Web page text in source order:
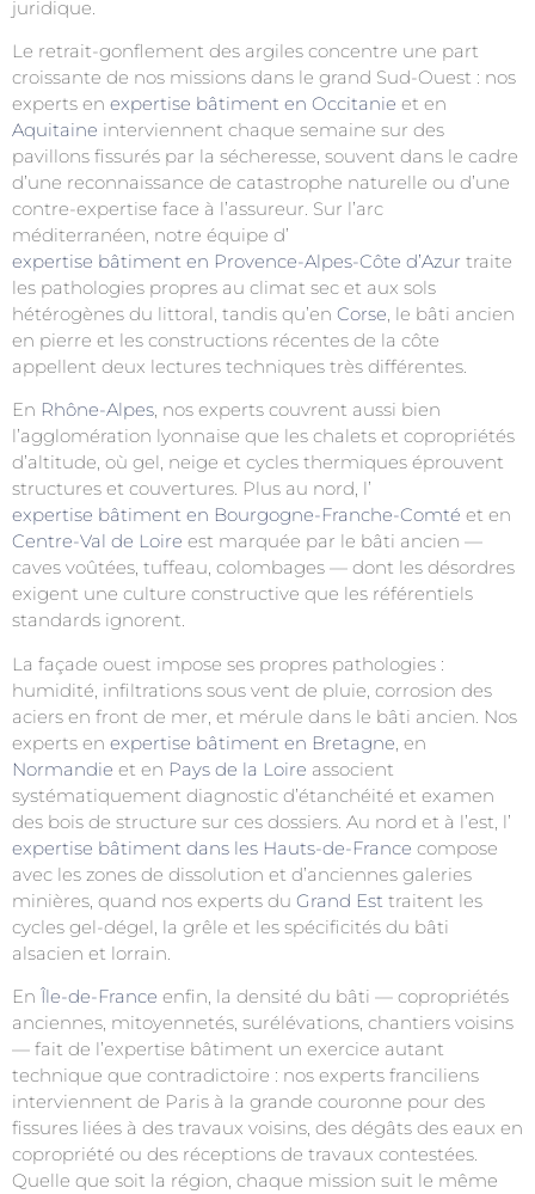
juridique.
Le retrait-gonflement des argiles concentre une part
croissante de nos missions dans le grand Sud-Ouest : nos
experts en expertise bâtiment en Occitanie et en
Aquitaine interviennent chaque semaine sur des
pavillons fissurés par la sécheresse, souvent dans le cadre
d’une reconnaissance de catastrophe naturelle ou d’une
contre-expertise face à l’assureur. Sur l’arc
méditerranéen, notre équipe d’
expertise bâtiment en Provence-Alpes-Côte d’Azur traite
les pathologies propres au climat sec et aux sols
hétérogènes du littoral, tandis qu’en Corse, le bâti ancien
en pierre et les constructions récentes de la côte
appellent deux lectures techniques très différentes.
En Rhône-Alpes, nos experts couvrent aussi bien
l’agglomération lyonnaise que les chalets et copropriétés
d’altitude, où gel, neige et cycles thermiques éprouvent
structures et couvertures. Plus au nord, l’
expertise bâtiment en Bourgogne-Franche-Comté et en
Centre-Val de Loire est marquée par le bâti ancien —
caves voûtées, tuffeau, colombages — dont les désordres
exigent une culture constructive que les référentiels
standards ignorent.
La façade ouest impose ses propres pathologies :
humidité, infiltrations sous vent de pluie, corrosion des
aciers en front de mer, et mérule dans le bâti ancien. Nos
experts en expertise bâtiment en Bretagne, en
Normandie et en Pays de la Loire associent
systématiquement diagnostic d’étanchéité et examen
des bois de structure sur ces dossiers. Au nord et à l’est, l’
expertise bâtiment dans les Hauts-de-France compose
avec les zones de dissolution et d’anciennes galeries
minières, quand nos experts du Grand Est traitent les
cycles gel-dégel, la grêle et les spécificités du bâti
alsacien et lorrain.
En Île-de-France enfin, la densité du bâti — copropriétés
anciennes, mitoyennetés, surélévations, chantiers voisins
— fait de l’expertise bâtiment un exercice autant
technique que contradictoire : nos experts franciliens
interviennent de Paris à la grande couronne pour des
fissures liées à des travaux voisins, des dégâts des eaux en
copropriété ou des réceptions de travaux contestées.
Quelle que soit la région, chaque mission suit le même